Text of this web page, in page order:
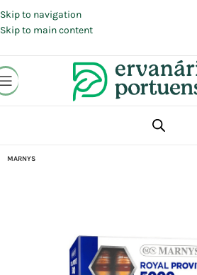
Skip to navigation
Skip to main content
Suplementos alimentares
MARNYS